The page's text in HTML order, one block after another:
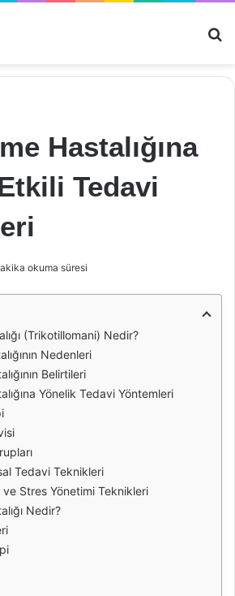
Hastalığına
Tedavi
okuma süresi
(Trikotillomani) Nedir?
Nedenleri
Belirtileri
Yönelik Tedavi Yöntemleri
Tedavi Teknikleri
ve Stres Yönetimi Teknikleri
Nedir?